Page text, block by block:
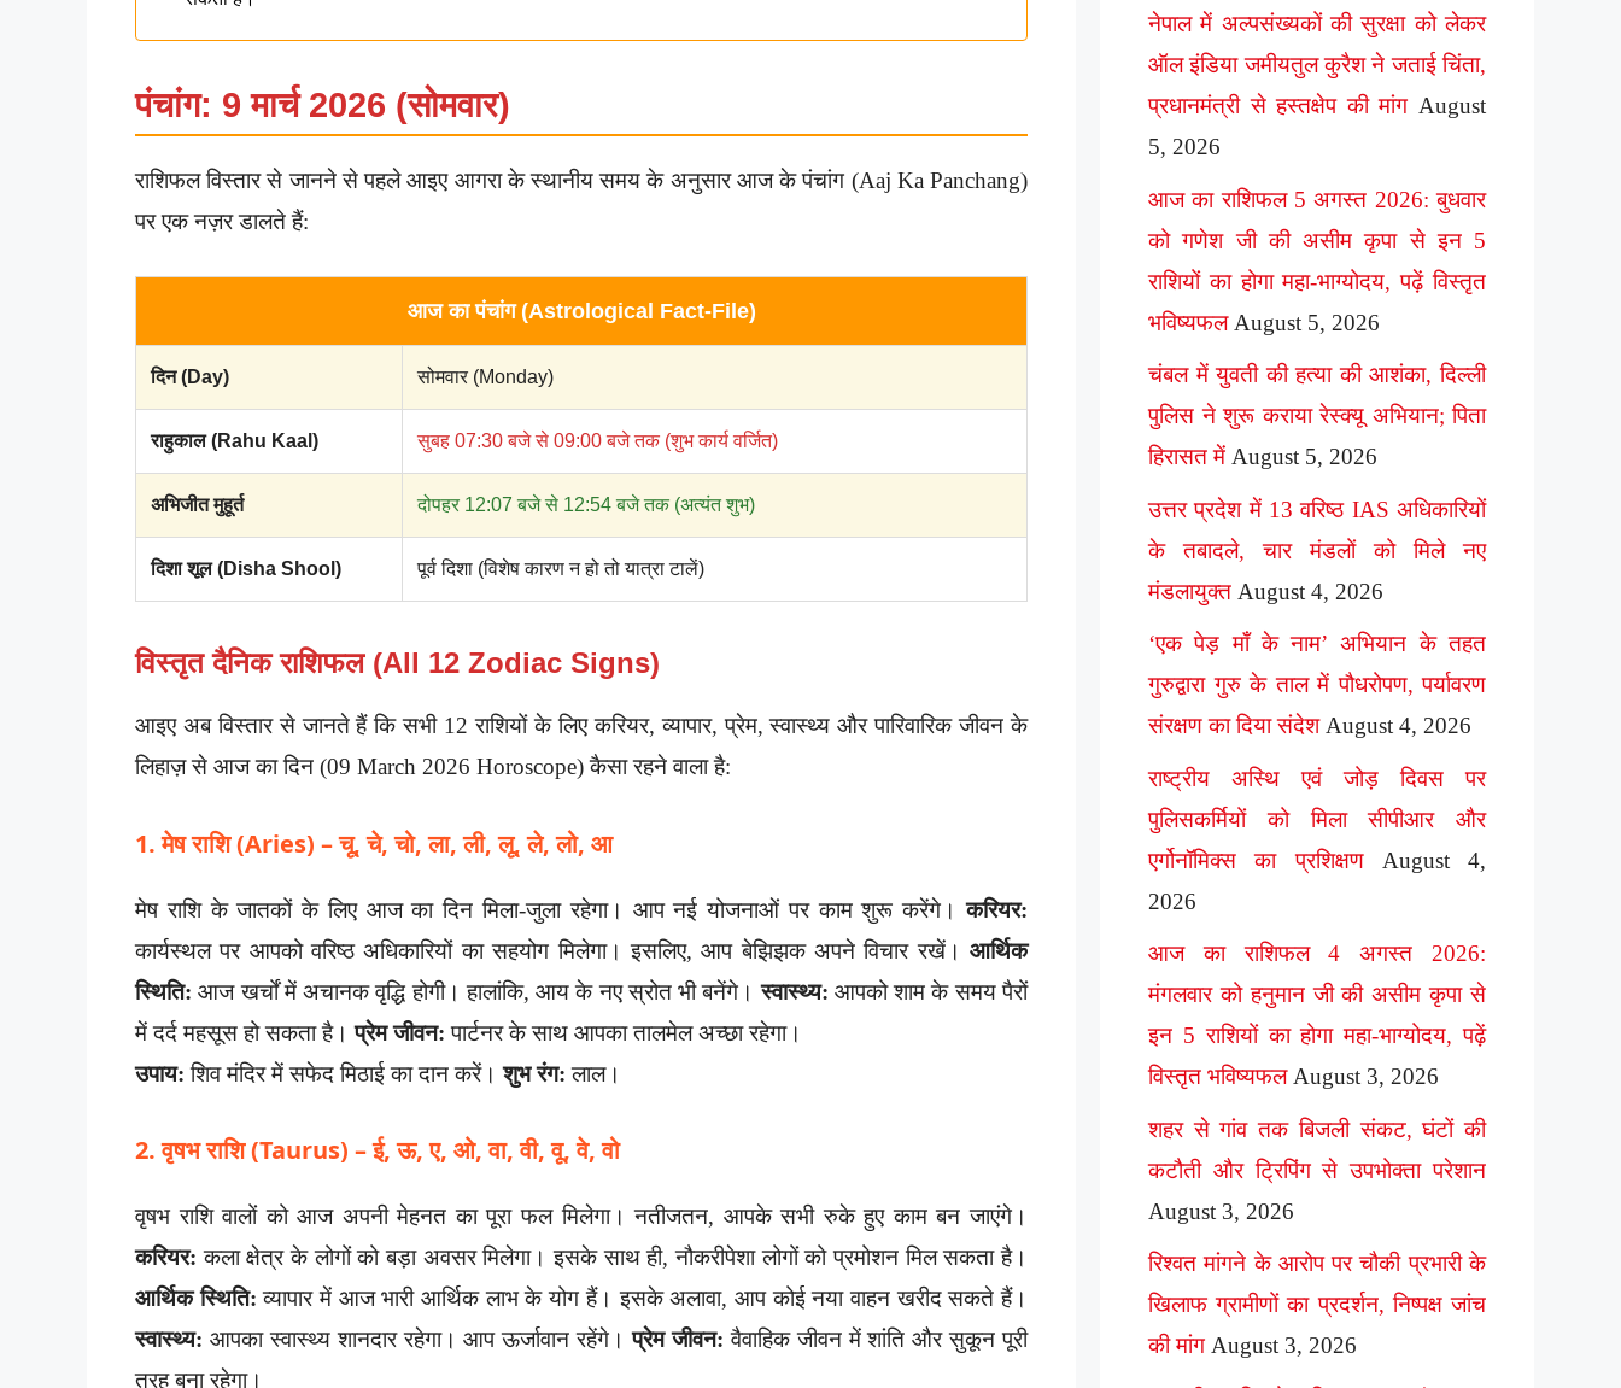
पंचांग: 9 मार्च 2026 (सोमवार)
राशिफल विस्तार से जानने से पहले आइए आगरा के स्थानीय समय के अनुसार आज के पंचांग (Aaj Ka Panchang)
पर एक नज़र डालते हैं:
आज का पंचांग (Astrological Fact-File)
दिन (Day) सोमवार (Monday)
राहुकाल (Rahu Kaal) सुबह 07:30 बजे से 09:00 बजे तक (शुभ कार्य वर्जित)
अभिजीत मुहूर्त दोपहर 12:07 बजे से 12:54 बजे तक (अत्यंत शुभ)
दिशा शूल (Disha Shool) पूर्व दिशा (विशेष कारण न हो तो यात्रा टालें)
विस्तृत दैनिक राशिफल (All 12 Zodiac Signs)
आइए अब विस्तार से जानते हैं कि सभी 12 राशियों के लिए करियर, व्यापार, प्रेम, स्वास्थ्य और पारिवारिक जीवन के
लिहाज़ से आज का दिन (09 March 2026 Horoscope) कैसा रहने वाला है:
1. मेष राशि (Aries) – चू, चे, चो, ला, ली, लू, ले, लो, आ
मेष राशि के जातकों के लिए आज का दिन मिला-जुला रहेगा। आप नई योजनाओं पर काम शुरू करेंगे।करियर:
कार्यस्थल पर आपको वरिष्ठ अधिकारियों का सहयोग मिलेगा। इसलिए, आप बेझिझक अपने विचार रखें। आर्थिक
स्थिति: आज खर्चों में अचानक वृद्धि होगी। हालांकि, आय के नए स्रोत भी बनेंगे।स्वास्थ्य: आपको शाम के समय पैरों
में दर्द महसूस हो सकता है।प्रेम जीवन: पार्टनर के साथ आपका तालमेल अच्छा रहेगा।
उपाय: शिव मंदिर में सफेद मिठाई का दान करें।शुभ रंग: लाल।
2. वृषभ राशि (Taurus) – ई, ऊ, ए, ओ, वा, वी, वू, वे, वो
वृषभ राशि वालों को आज अपनी मेहनत का पूरा फल मिलेगा। नतीजतन, आपके सभी रुके हुए काम बन जाएंगे।
करियर: कला क्षेत्र के लोगों को बड़ा अवसर मिलेगा। इसके साथ ही, नौकरीपेशा लोगों को प्रमोशन मिल सकता है।
आर्थिक स्थिति: व्यापार में आज भारी आर्थिक लाभ के योग हैं। इसके अलावा, आप कोई नया वाहन खरीद सकते हैं।
स्वास्थ्य: आपका स्वास्थ्य शानदार रहेगा। आप ऊर्जावान रहेंगे।प्रेम जीवन: वैवाहिक जीवन में शांति और सुकून पूरी
तरह बना रहेगा।
नेपाल में अल्पसंख्यकों की सुरक्षा को लेकर
ऑल इंडिया जमीयतुल कुरैश ने जताई चिंता,
प्रधानमंत्री से हस्तक्षेप की मांग August
5, 2026
आज का राशिफल 5 अगस्त 2026: बुधवार
को गणेश जी की असीम कृपा से इन 5
राशियों का होगा महा-भाग्योदय, पढ़ें विस्तृत
भविष्यफल August 5, 2026
चंबल में युवती की हत्या की आशंका, दिल्ली
पुलिस ने शुरू कराया रेस्क्यू अभियान; पिता
हिरासत में August 5, 2026
उत्तर प्रदेश में 13 वरिष्ठ IAS अधिकारियों
के तबादले, चार मंडलों को मिले नए
मंडलायुक्त August 4, 2026
‘एक पेड़ माँ के नाम’ अभियान के तहत
गुरुद्वारा गुरु के ताल में पौधरोपण, पर्यावरण
संरक्षण का दिया संदेश August 4, 2026
राष्ट्रीय अस्थि एवं जोड़ दिवस पर
पुलिसकर्मियों को मिला सीपीआर और
एर्गोनॉमिक्स का प्रशिक्षण
August 4,
2026
आज का राशिफल 4 अगस्त 2026:
मंगलवार को हनुमान जी की असीम कृपा से
इन 5 राशियों का होगा महा-भाग्योदय, पढ़ें
विस्तृत भविष्यफल August 3, 2026
शहर से गांव तक बिजली संकट, घंटों की
कटौती और ट्रिपिंग से उपभोक्ता परेशान
August 3, 2026
रिश्वत मांगने के आरोप पर चौकी प्रभारी के
खिलाफ ग्रामीणों का प्रदर्शन, निष्पक्ष जांच
की मांग August 3, 2026